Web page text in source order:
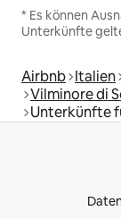
* Es können
Unterkünfte
Airbnb Italien
Vilminore di
Unterkünfte